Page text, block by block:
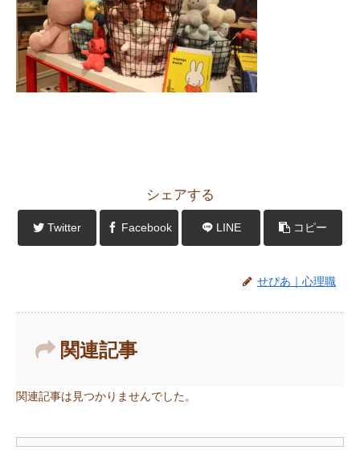
シェアする
Twitter Facebook LINE コピー
せぴあ｜心理職
関連記事
関連記事は見つかりませんでした。